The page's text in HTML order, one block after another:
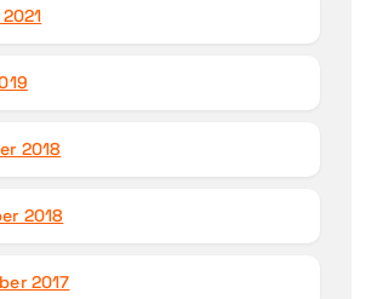
2018
2018
2017